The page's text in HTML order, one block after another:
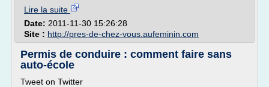
Lire la suite
Date: 2011-11-30 15:26:28
Site : http://pres-de-chez-vous.aufeminin.com
Permis de conduire : comment faire sans
auto-école
Tweet on Twitter